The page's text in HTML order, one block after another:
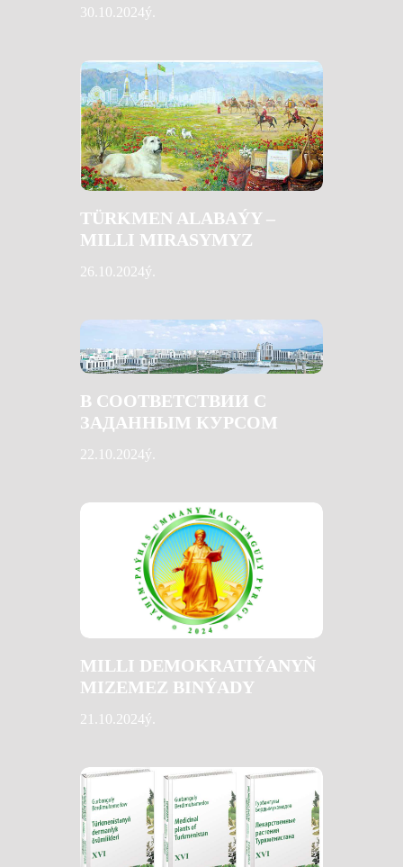
30.10.2024ý.
TÜRKMEN ALABAÝY –
MILLI MIRASYMYZ
26.10.2024ý.
В СООТВЕТСТВИИ С
ЗАДАННЫМ КУРСОМ
22.10.2024ý.
MILLI DEMOKRATIÝANYŇ
MIZEMEZ BINÝADY
21.10.2024ý.